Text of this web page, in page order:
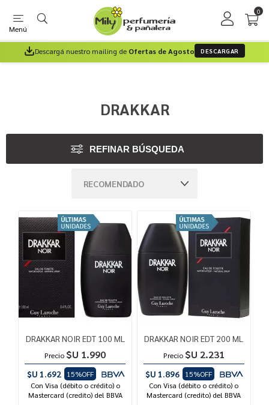
Menú
0
Descargá nuestro mailing de Ofertas de Agosto DESCARGAR
DRAKKAR
REFINAR BÚSQUEDA
DRAKKAR NOIR EDT 100 ML
Precio $U 1.990
$U 1.692
15%OFF
Con Visa (débito o crédito) o
Mastercard (credito) del BBVA
DRAKKAR NOIR EDT 200 ML
Precio $U 2.231
$U 1.896
15%OFF
Con Visa (débito o crédito) o
Mastercard (credito) del BBVA